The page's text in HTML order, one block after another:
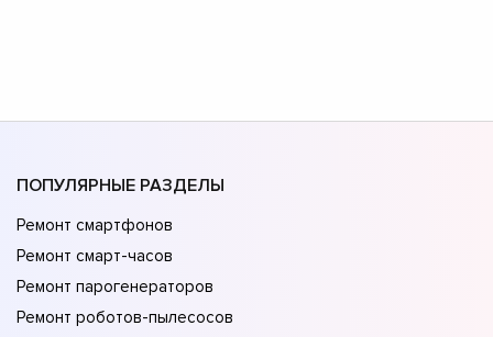
ПОПУЛЯРНЫЕ РАЗДЕЛЫ
Ремонт смартфонов
Ремонт смарт-часов
Ремонт парогенераторов
Ремонт роботов-пылесосов